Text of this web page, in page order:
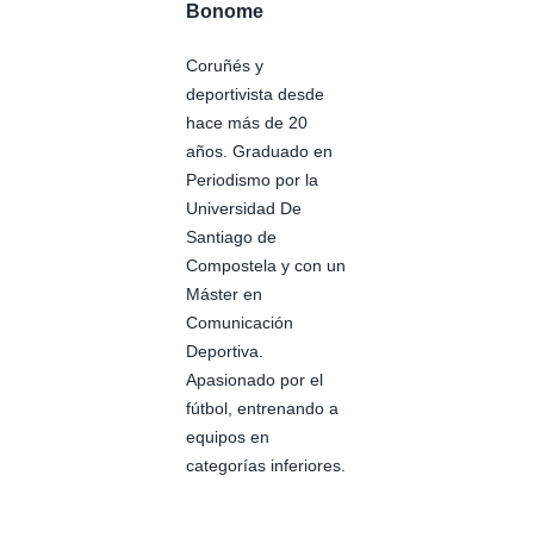
Bonome
Coruñés y
deportivista desde
hace más de 20
años. Graduado en
Periodismo por la
Universidad De
Santiago de
Compostela y con un
Máster en
Comunicación
Deportiva.
Apasionado por el
fútbol, entrenando a
equipos en
categorías inferiores.